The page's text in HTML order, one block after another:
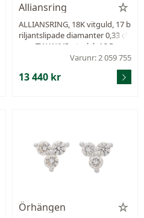
Alliansring
ALLIANSRING, 18K vitguld, 17 b
riljantslipade diamanter 0,33 ct
v, ca TW-W/VS, storlek 16,5 mm,
Varunr: 2 059 755
13 440 kr
Örhängen